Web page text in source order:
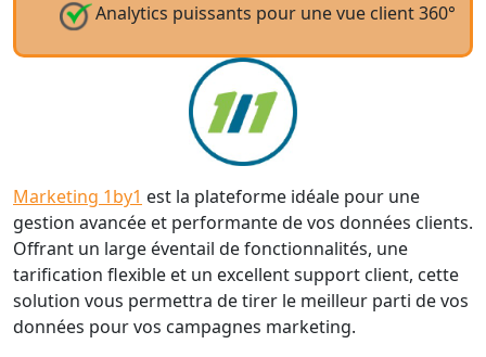
Analytics puissants pour une vue client 360°
Marketing 1by1 est la plateforme idéale pour une
gestion avancée et performante de vos données clients.
Offrant un large éventail de fonctionnalités, une
tarification flexible et un excellent support client, cette
solution vous permettra de tirer le meilleur parti de vos
données pour vos campagnes marketing.